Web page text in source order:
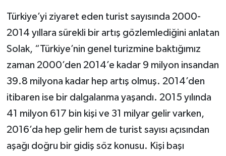
Türkiye’yi ziyaret eden turist sayısında 2000-
2014 yıllara sürekli bir artış gözlemlediğini anlatan
Solak, “Türkiye’nin genel turizmine baktığımız
zaman 2000’den 2014’e kadar 9 milyon insandan
39.8 milyona kadar hep artış olmuş. 2014’den
itibaren ise bir dalgalanma yaşandı. 2015 yılında
41 milyon 617 bin kişi ve 31 milyar gelir varken,
2016’da hep gelir hem de turist sayısı açısından
aşağı doğru bir gidiş söz konusu. Kişi başı